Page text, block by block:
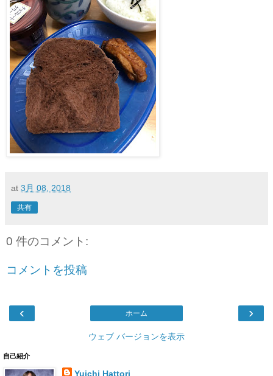
at 3月 08, 2018
共有
0 件のコメント:
コメントを投稿
‹ ›
ホーム
ウェブ バージョンを表示
自己紹介
Yuichi Hattori